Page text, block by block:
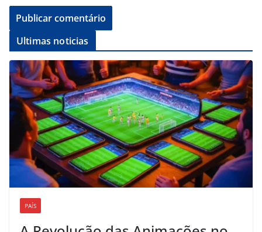
Ultimas noticias
PAÍS